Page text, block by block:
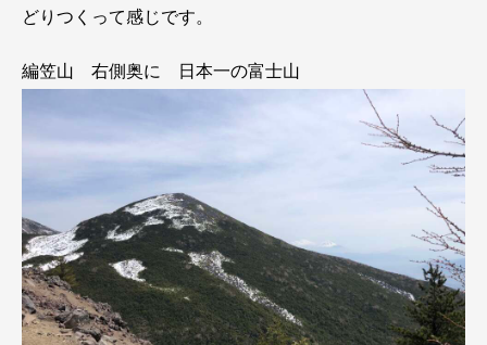
どりつくって感じです。
編笠山 右側奥に 日本一の富士山